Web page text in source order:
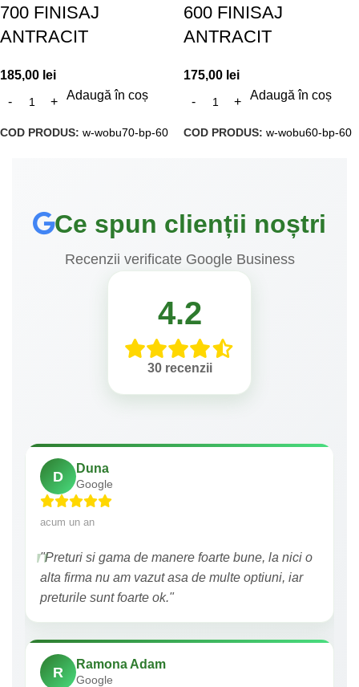
700 FINISAJ
ANTRACIT
185,00 lei
Adaugă în coș
COD PRODUS: w-wobu70-bp-60
600 FINISAJ
ANTRACIT
175,00 lei
Adaugă în coș
COD PRODUS: w-wobu60-bp-60
Ce spun clienții noștri
Recenzii verificate Google Business
4.2
30 recenzii
D
Duna
Google
acum un an
"Preturi si gama de manere foarte bune, la nici o
alta firma nu am vazut asa de multe optiuni, iar
preturile sunt foarte ok."
R
Ramona Adam
Google